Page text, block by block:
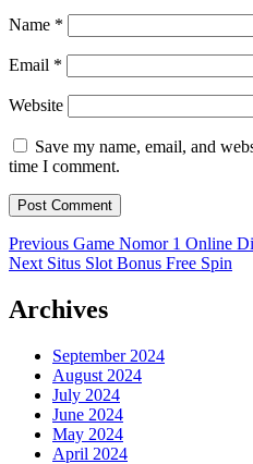
Name *
Email *
Website
Save my name, email, and
time I comment.
Post
navigation
Previous Previous
post:
Game Nomor 1 Online
Next Next
Situs Slot Bonus Free Spin
Archives
September 2024
August 2024
July 2024
June 2024
May 2024
April 2024